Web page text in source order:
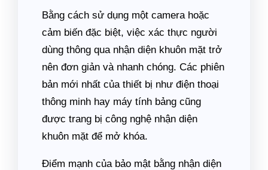
Bằng cách sử dụng một camera hoặc
cảm biến đặc biệt, việc xác thực người
dùng thông qua nhận diện khuôn mặt trở
nên đơn giản và nhanh chóng. Các phiên
bản mới nhất của thiết bị như điện thoại
thông minh hay máy tính bảng cũng
được trang bị công nghệ nhận diện
khuôn mặt để mở khóa.
Điểm mạnh của bảo mật bằng nhận diện